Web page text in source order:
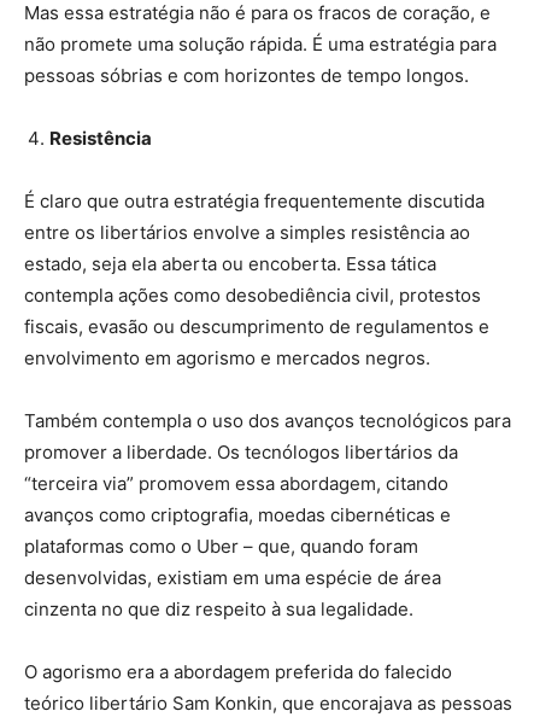
Mas essa estratégia não é para os fracos de coração, e
não promete uma solução rápida. É uma estratégia para
pessoas sóbrias e com horizontes de tempo longos.
Resistência
É claro que outra estratégia frequentemente discutida
entre os libertários envolve a simples resistência ao
estado, seja ela aberta ou encoberta. Essa tática
contempla ações como desobediência civil, protestos
fiscais, evasão ou descumprimento de regulamentos e
envolvimento em agorismo e mercados negros.
Também contempla o uso dos avanços tecnológicos para
promover a liberdade. Os tecnólogos libertários da
“terceira via” promovem essa abordagem, citando
avanços como criptografia, moedas cibernéticas e
plataformas como o Uber – que, quando foram
desenvolvidas, existiam em uma espécie de área
cinzenta no que diz respeito à sua legalidade.
O agorismo era a abordagem preferida do falecido
teórico libertário Sam Konkin, que encorajava as pessoas